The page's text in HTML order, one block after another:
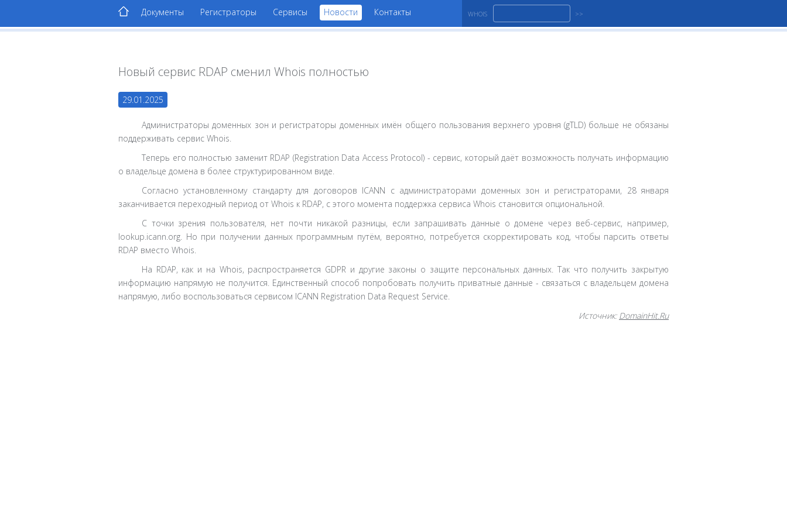
Документы Регистраторы Сервисы Новости Контакты WHOIS
Новый сервис RDAP сменил Whois полностью
29.01.2025
Администраторы доменных зон и регистраторы доменных имён общего пользования верхнего уровня (gTLD) больше не обязаны
поддерживать сервис Whois.
Теперь его полностью заменит RDAP (Registration Data Access Protocol) - сервис, который даёт возможность получать информацию
о владельце домена в более структурированном виде.
Согласно установленному стандарту для договоров ICANN c администраторами доменных зон и регистраторами, 28 января
заканчивается переходный период от Whois к RDAP, с этого момента поддержка сервиса Whois становится опциональной.
С точки зрения пользователя, нет почти никакой разницы, если запрашивать данные о домене через веб-сервис, например,
lookup.icann.org. Но при получении данных программным путём, вероятно, потребуется скорректировать код, чтобы парсить ответы
RDAP вместо Whois.
На RDAP, как и на Whois, распространяется GDPR и другие законы о защите персональных данных. Так что получить закрытую
информацию напрямую не получится. Единственный способ попробовать получить приватные данные - связаться с владельцем домена
напрямую, либо воспользоваться сервисом ICANN Registration Data Request Service.
Источник: DomainHit.Ru